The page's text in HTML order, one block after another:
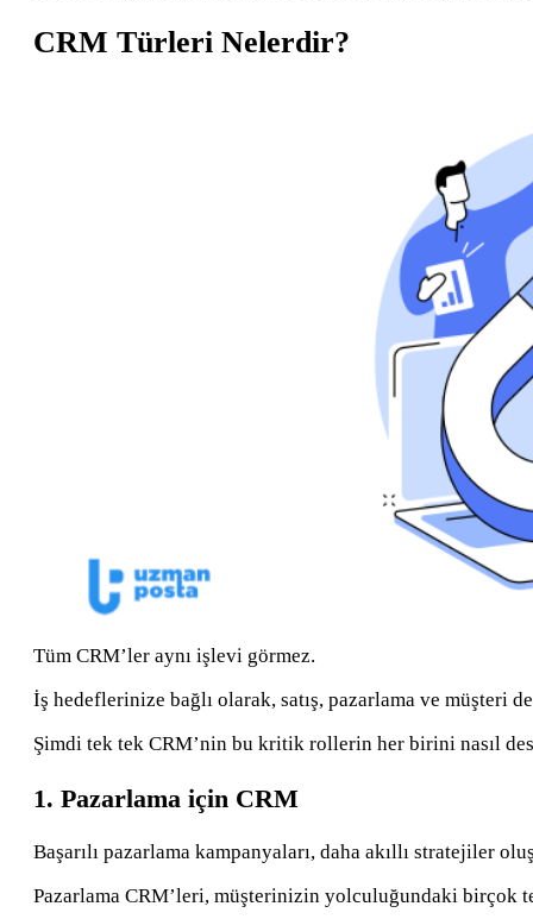
CRM Türleri Nelerdir?
Tüm CRM’ler aynı işlevi görmez.
İş hedeflerinize bağlı olarak, satış, pazarlama ve müşteri
Şimdi tek tek CRM’nin bu kritik rollerin her birini nasıl
1. Pazarlama için CRM
Başarılı pazarlama kampanyaları, daha akıllı stratejiler
Pazarlama CRM’leri, müşterinizin yolculuğundaki birçok